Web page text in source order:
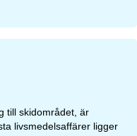
till skidområdet, är
livsmedelsaffärer ligger